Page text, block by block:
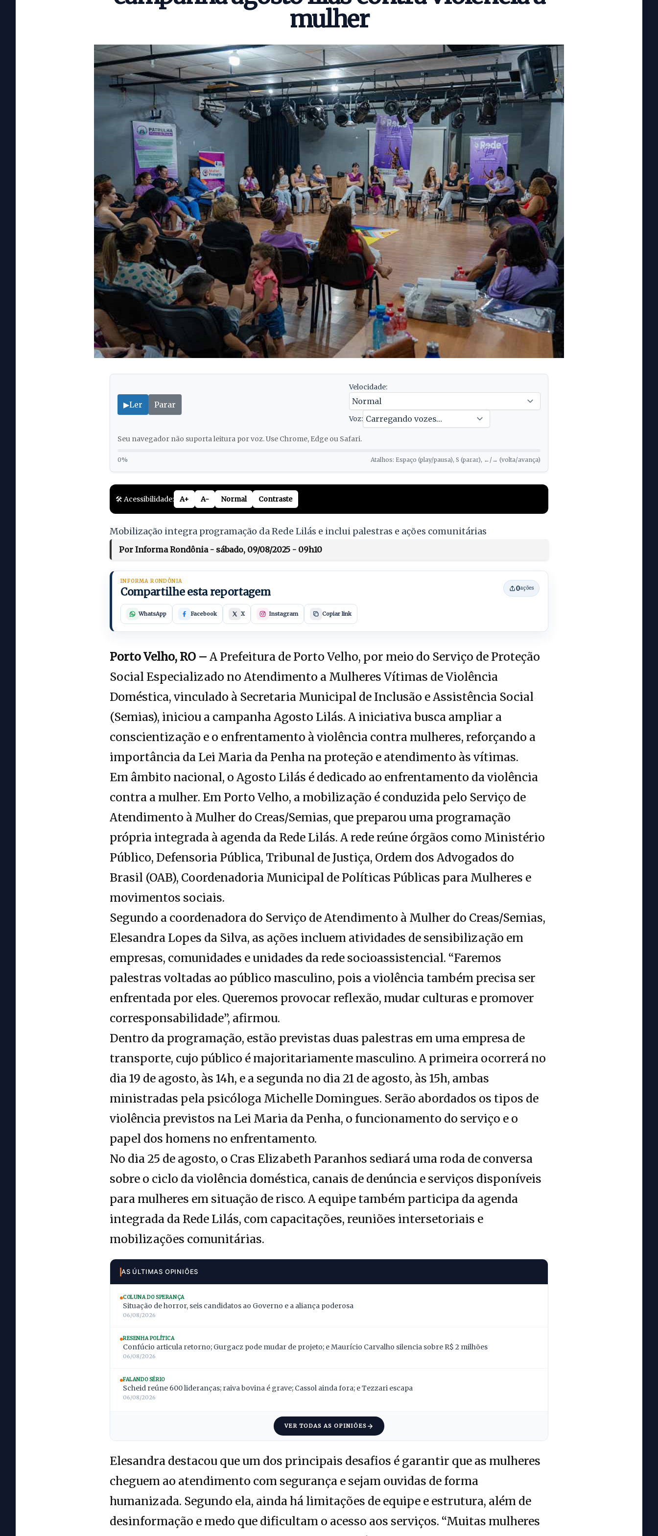
mulher
▶Ler Parar
Velocidade:
Voz:
Seu navegador não suporta leitura por voz. Use Chrome, Edge ou Safari.
0% Atalhos: Espaço (play/pausa), S (parar), ←/→ (volta/avança)
🛠️ Acessibilidade: A+ A- Normal Contraste
Mobilização integra programação da Rede Lilás e inclui palestras e ações comunitárias
Por Informa Rondônia - sábado, 09/08/2025 - 09h10
INFORMA RONDÔNIA
Compartilhe esta reportagem 0ações
WhatsApp Facebook X Instagram Copiar link
Porto Velho, RO – A Prefeitura de Porto Velho, por meio do Serviço de Proteção
Social Especializado no Atendimento a Mulheres Vítimas de Violência
Doméstica, vinculado à Secretaria Municipal de Inclusão e Assistência Social
(Semias), iniciou a campanha Agosto Lilás. A iniciativa busca ampliar a
conscientização e o enfrentamento à violência contra mulheres, reforçando a
importância da Lei Maria da Penha na proteção e atendimento às vítimas.
Em âmbito nacional, o Agosto Lilás é dedicado ao enfrentamento da violência
contra a mulher. Em Porto Velho, a mobilização é conduzida pelo Serviço de
Atendimento à Mulher do Creas/Semias, que preparou uma programação
própria integrada à agenda da Rede Lilás. A rede reúne órgãos como Ministério
Público, Defensoria Pública, Tribunal de Justiça, Ordem dos Advogados do
Brasil (OAB), Coordenadoria Municipal de Políticas Públicas para Mulheres e
movimentos sociais.
Segundo a coordenadora do Serviço de Atendimento à Mulher do Creas/Semias,
Elesandra Lopes da Silva, as ações incluem atividades de sensibilização em
empresas, comunidades e unidades da rede socioassistencial. “Faremos
palestras voltadas ao público masculino, pois a violência também precisa ser
enfrentada por eles. Queremos provocar reflexão, mudar culturas e promover
corresponsabilidade”, afirmou.
Dentro da programação, estão previstas duas palestras em uma empresa de
transporte, cujo público é majoritariamente masculino. A primeira ocorrerá no
dia 19 de agosto, às 14h, e a segunda no dia 21 de agosto, às 15h, ambas
ministradas pela psicóloga Michelle Domingues. Serão abordados os tipos de
violência previstos na Lei Maria da Penha, o funcionamento do serviço e o
papel dos homens no enfrentamento.
No dia 25 de agosto, o Cras Elizabeth Paranhos sediará uma roda de conversa
sobre o ciclo da violência doméstica, canais de denúncia e serviços disponíveis
para mulheres em situação de risco. A equipe também participa da agenda
integrada da Rede Lilás, com capacitações, reuniões intersetoriais e
mobilizações comunitárias.
AS ÚLTIMAS OPINIÕES
COLUNA DO SPERANÇA
Situação de horror, seis candidatos ao Governo e a aliança poderosa
06/08/2026
RESENHA POLÍTICA
Confúcio articula retorno; Gurgacz pode mudar de projeto; e Maurício Carvalho silencia sobre R$ 2 milhões
06/08/2026
FALANDO SÉRIO
Scheid reúne 600 lideranças; raiva bovina é grave; Cassol ainda fora; e Tezzari escapa
06/08/2026
VER TODAS AS OPINIÕES
Elesandra destacou que um dos principais desafios é garantir que as mulheres
cheguem ao atendimento com segurança e sejam ouvidas de forma
humanizada. Segundo ela, ainda há limitações de equipe e estrutura, além de
desinformação e medo que dificultam o acesso aos serviços. “Muitas mulheres